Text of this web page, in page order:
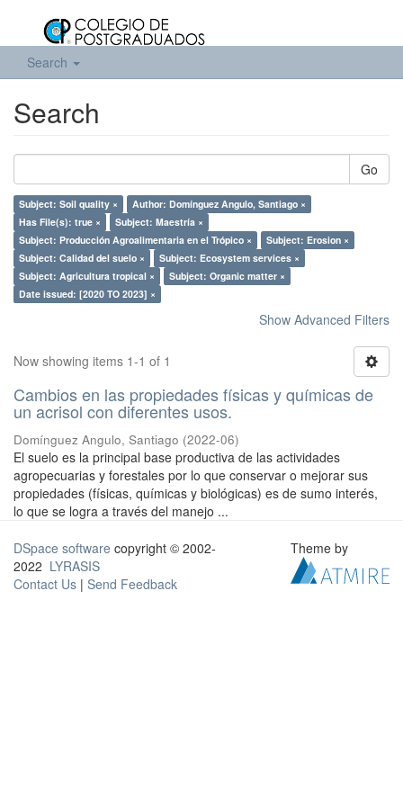
Search
Search
Go
Subject: Soil quality ×
Author: Domínguez Angulo, Santiago ×
Has File(s): true ×
Subject: Maestría ×
Subject: Producción Agroalimentaria en el Trópico ×
Subject: Erosion ×
Subject: Calidad del suelo ×
Subject: Ecosystem services ×
Subject: Agricultura tropical ×
Subject: Organic matter ×
Date issued: [2020 TO 2023] ×
Show Advanced Filters
Now showing items 1-1 of 1
Cambios en las propiedades físicas y químicas de
un acrisol con diferentes usos.
Domínguez Angulo, Santiago (2022-06)
El suelo es la principal base productiva de las actividades
agropecuarias y forestales por lo que conservar o mejorar sus
propiedades (físicas, químicas y biológicas) es de sumo interés,
lo que se logra a través del manejo ...
DSpace software copyright © 2002-
2022 LYRASIS
Contact Us | Send Feedback
Theme by